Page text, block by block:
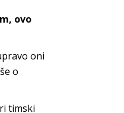
ovo
oni
o
timski